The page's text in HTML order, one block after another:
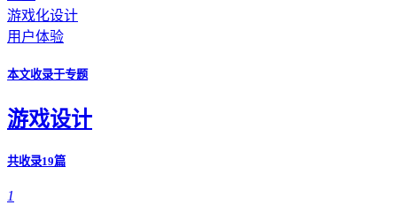
游戏化设计
用户体验
本文收录于专题
游戏设计
共收录19篇
1